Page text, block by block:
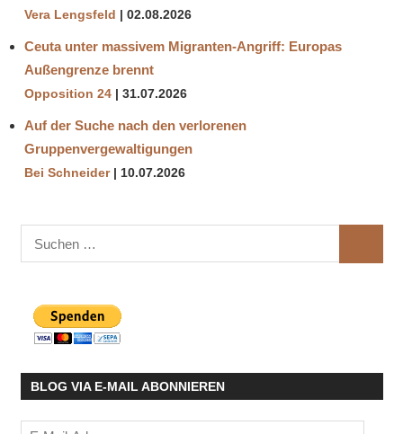
Vera Lengsfeld 02.08.2026
Ceuta unter massivem Migranten-Angriff: Europas
Außengrenze brennt
Opposition 24 31.07.2026
Auf der Suche nach den verlorenen
Gruppenvergewaltigungen
Bei Schneider 10.07.2026
nach:
BLOG VIA E-MAIL ABONNIEREN
E-